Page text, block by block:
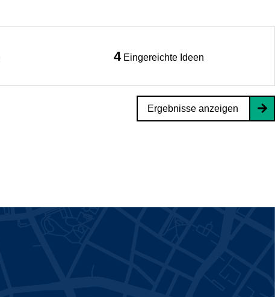
4 Eingereichte Ideen
Ergebnisse anzeigen